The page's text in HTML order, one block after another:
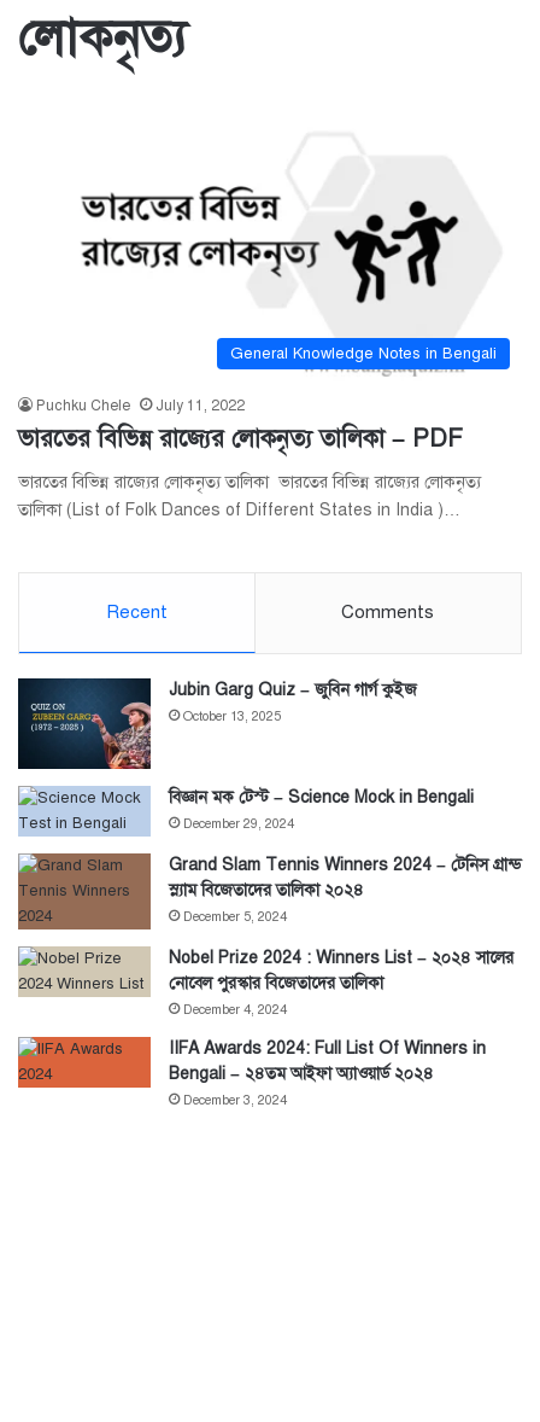
লোকনৃত্য
General Knowledge Notes in Bengali
Puchku Chele July 11, 2022
ভারতের বিভিন্ন রাজ্যের লোকনৃত্য তালিকা – PDF
ভারতের বিভিন্ন রাজ্যের লোকনৃত্য তালিকা ভারতের বিভিন্ন রাজ্যের লোকনৃত্য
তালিকা (List of Folk Dances of Different States in India )…
Recent Comments
Jubin Garg Quiz – জুবিন গার্গ কুইজ
October 13, 2025
বিজ্ঞান মক টেস্ট – Science Mock in Bengali
December 29, 2024
Grand Slam Tennis Winners 2024 – টেনিস গ্রান্ড
স্ল্যাম বিজেতাদের তালিকা ২০২৪
December 5, 2024
Nobel Prize 2024 : Winners List – ২০২৪ সালের
নোবেল পুরস্কার বিজেতাদের তালিকা
December 4, 2024
IIFA Awards 2024: Full List Of Winners in
Bengali – ২৪তম আইফা অ্যাওয়ার্ড ২০২৪
December 3, 2024